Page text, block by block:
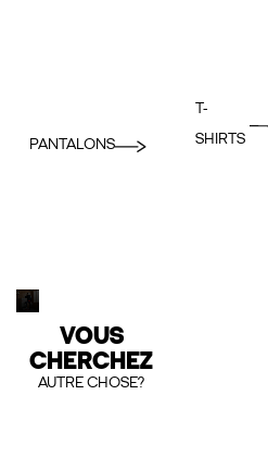
PANTALONS
T-
SHIRTS
VOUS
CHERCHEZ
AUTRE CHOSE?